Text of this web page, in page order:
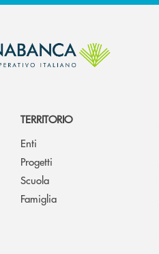
TERRITORIO
Enti
Progetti
Scuola
Famiglia